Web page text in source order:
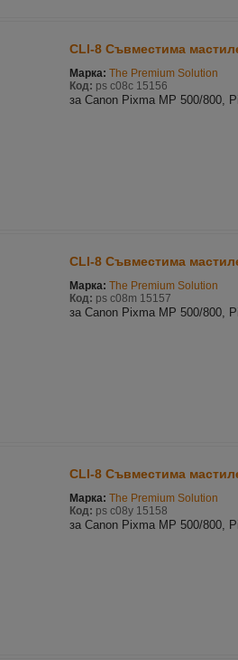
CLI-8 Съвместима
Марка: The Premium Solution
Код: ps c08c 15156
за Canon Pixma MP 500/800,
CLI-8 Съвместима
Марка: The Premium Solution
Код: ps c08m 15157
за Canon Pixma MP 500/800,
CLI-8 Съвместима
Марка: The Premium Solution
Код: ps c08y 15158
за Canon Pixma MP 500/800,